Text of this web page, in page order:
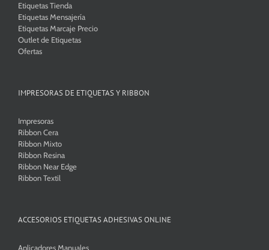
Etiquetas Tienda
Etiquetas Mensajería
Etiquetas Marcaje Precio
Outlet de Etiquetas
Ofertas
IMPRESORAS DE ETIQUETAS Y RIBBON
Impresoras
Ribbon Cera
Ribbon Mixto
Ribbon Resina
Ribbon Near Edge
Ribbon Textil
ACCESORIOS ETIQUETAS ADHESIVAS ONLINE
Aplicadores Manuales